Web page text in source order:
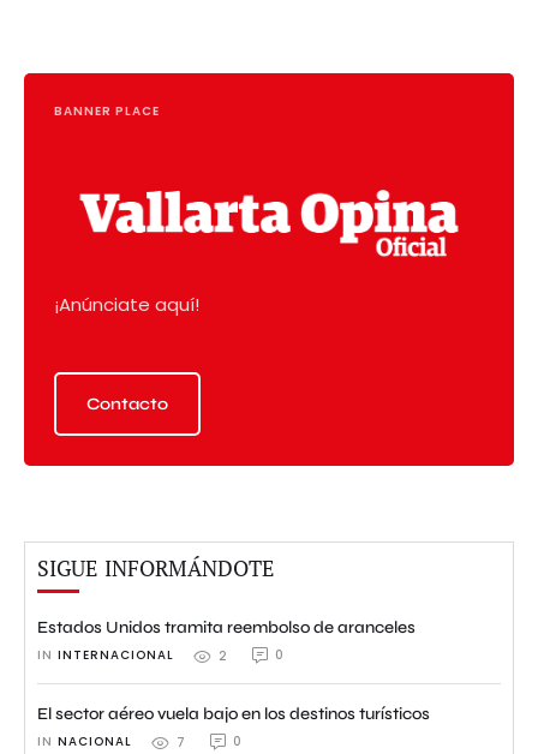
BANNER PLACE
¡Anúnciate aquí!
Contacto
SIGUE INFORMÁNDOTE
Estados Unidos tramita reembolso de aranceles
IN INTERNACIONAL 2 0
El sector aéreo vuela bajo en los destinos turísticos
IN NACIONAL 7 0